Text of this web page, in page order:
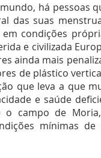
há pessoas
das suas
condições
e civilizada
ainda mais
de plástico
que leva a que
e saúde
campo de
mínimas